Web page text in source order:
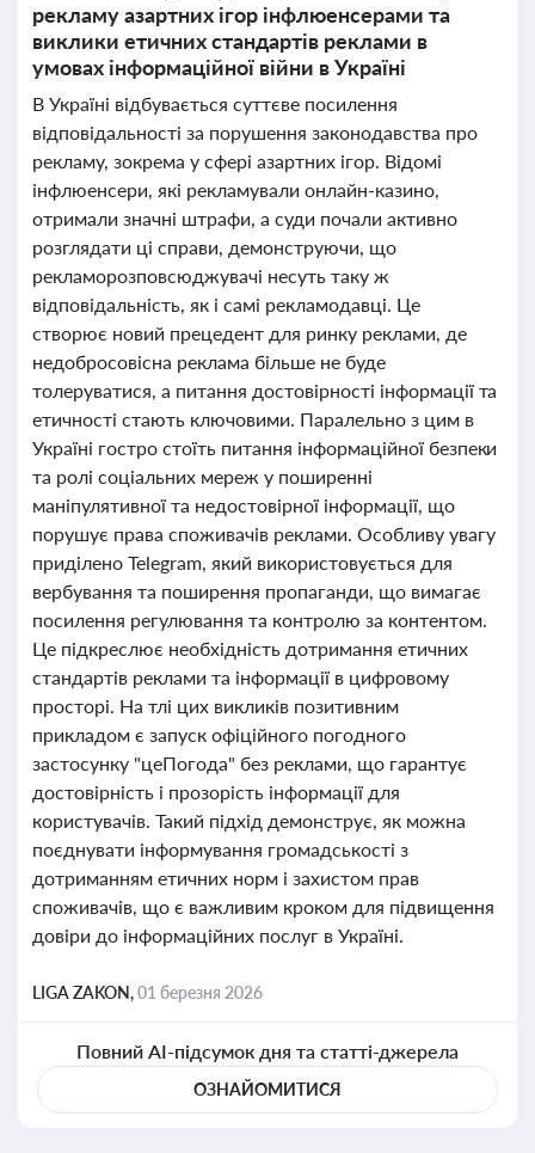
рекламу азартних ігор інфлюенсерами та
виклики етичних стандартів реклами в
умовах інформаційної війни в Україні
В Україні відбувається суттєве посилення
відповідальності за порушення законодавства про
рекламу, зокрема у сфері азартних ігор. Відомі
інфлюенсери, які рекламували онлайн-казино,
отримали значні штрафи, а суди почали активно
розглядати ці справи, демонструючи, що
рекламорозповсюджувачі несуть таку ж
відповідальність, як і самі рекламодавці. Це
створює новий прецедент для ринку реклами, де
недобросовісна реклама більше не буде
толеруватися, а питання достовірності інформації та
етичності стають ключовими. Паралельно з цим в
Україні гостро стоїть питання інформаційної безпеки
та ролі соціальних мереж у поширенні
маніпулятивної та недостовірної інформації, що
порушує права споживачів реклами. Особливу увагу
приділено Telegram, який використовується для
вербування та поширення пропаганди, що вимагає
посилення регулювання та контролю за контентом.
Це підкреслює необхідність дотримання етичних
стандартів реклами та інформації в цифровому
просторі. На тлі цих викликів позитивним
прикладом є запуск офіційного погодного
застосунку "цеПогода" без реклами, що гарантує
достовірність і прозорість інформації для
користувачів. Такий підхід демонструє, як можна
поєднувати інформування громадськості з
дотриманням етичних норм і захистом прав
споживачів, що є важливим кроком для підвищення
довіри до інформаційних послуг в Україні.
LIGA ZAKON,01 березня 2026
Повний AI-підсумок дня та статті-джерела
ОЗНАЙОМИТИСЯ